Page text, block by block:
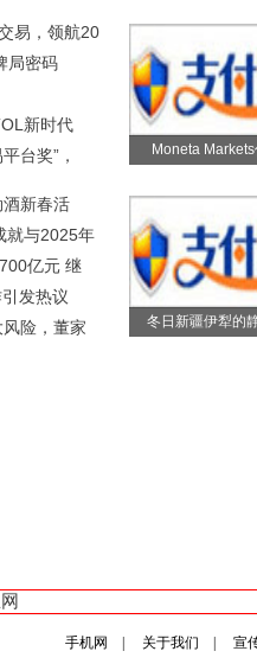
易，领航20
局密码
新时代
台奖”，
新春活
就与2025年
亿元 继
发热议
险，董家
Moneta
冬日新疆伊犁的
手机网 关于我们 |宣